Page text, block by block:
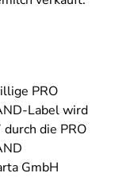
PRO
Label wird
die PRO
GmbH